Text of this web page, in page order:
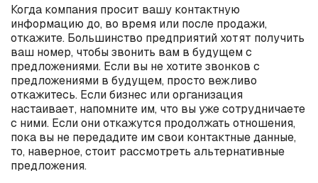
Когда компания просит вашу контактную
информацию до, во время или после продажи,
откажите. Большинство предприятий хотят получить
ваш номер, чтобы звонить вам в будущем с
предложениями. Если вы не хотите звонков с
предложениями в будущем, просто вежливо
откажитесь. Если бизнес или организация
настаивает, напомните им, что вы уже сотрудничаете
с ними. Если они откажутся продолжать отношения,
пока вы не передадите им свои контактные данные,
то, наверное, стоит рассмотреть альтернативные
предложения.